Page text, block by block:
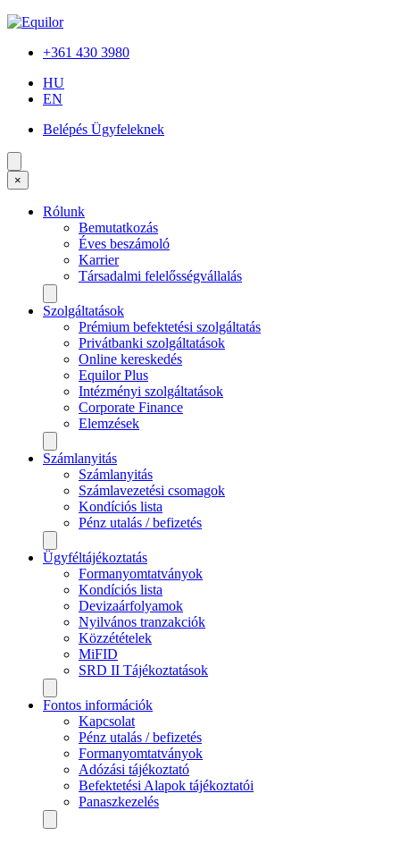
+361 430 3980
HU
EN
Belépés Ügyfeleknek
×
Rólunk
Bemutatkozás
Éves beszámoló
Karrier
Társadalmi felelősségvállalás
Szolgáltatások
Prémium befektetési szolgáltatás
Privátbanki szolgáltatások
Online kereskedés
Equilor Plus
Intézményi szolgáltatások
Corporate Finance
Elemzések
Számlanyitás
Számlanyitás
Számlavezetési csomagok
Kondíciós lista
Pénz utalás / befizetés
Ügyféltájékoztatás
Formanyomtatványok
Kondíciós lista
Devizaárfolyamok
Nyilvános tranzakciók
Közzétételek
MiFID
SRD II Tájékoztatások
Fontos információk
Kapcsolat
Pénz utalás / befizetés
Formanyomtatványok
Adózási tájékoztató
Befektetési Alapok tájékoztatói
Panaszkezelés